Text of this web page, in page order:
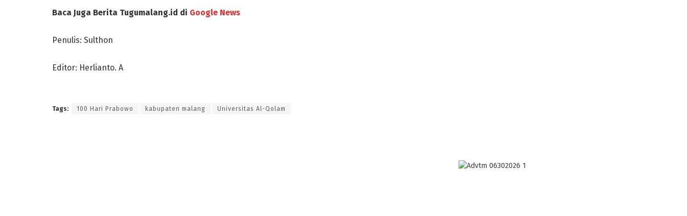
Baca Juga Berita Tugumalang.id di Google News
Penulis: Sulthon
Editor: Herlianto. A
Tags: 100 Hari Prabowo kabupaten malang Universitas Al-Qolam